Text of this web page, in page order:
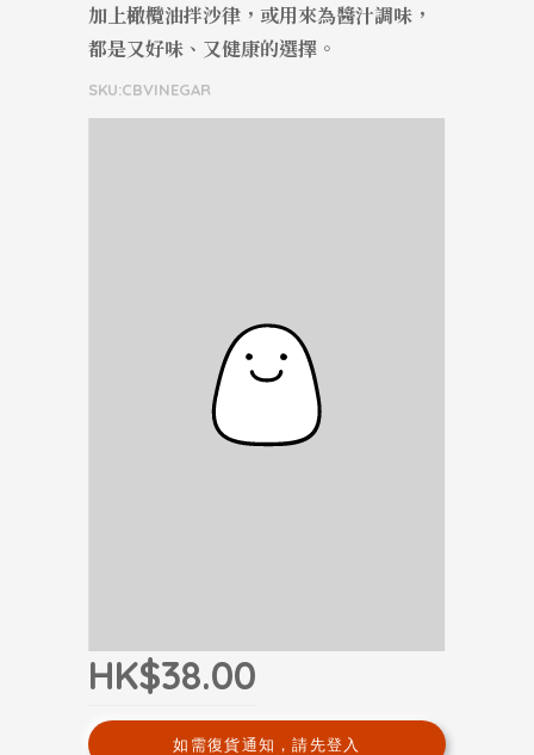
加上橄欖油拌沙律，或用來為醬汁調味，
都是又好味、又健康的選擇。
SKU:CBVINEGAR
HK$38.00
如需復貨通知，請先登入